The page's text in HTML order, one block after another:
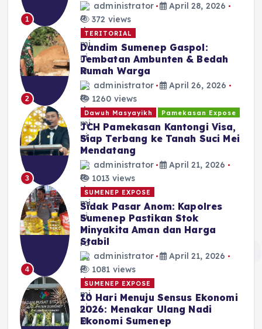
1
administrator
April 28, 2026
372 views
2
TERITORIAL
Dandim Sumenep Gaspol:
Jembatan Ambunten & Bedah
Rumah Warga
administrator
April 26, 2026
1260 views
3
Dawuh Masyayikh Pamekasan Expose
JCH Pamekasan Kantongi Visa,
Siap Terbang ke Tanah Suci Mei
Mendatang
administrator
April 21, 2026
1013 views
4
SUMENEP EXPOSE
Sidak Pasar Anom: Kapolres
Sumenep Pastikan Stok
Minyakita Aman dan Harga
Stabil
administrator
April 21, 2026
1081 views
SUMENEP EXPOSE
10 Hari Menuju Sensus Ekonomi
2026: Menakar Ulang Nadi
Ekonomi Sumenep